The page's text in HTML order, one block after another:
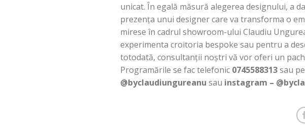
unicat. În egală măsură alegerea designului, a
prezența unui designer care va transforma o
mirese în cadrul showroom-ului Claudiu
experimenta croitoria bespoke sau pentru a
totodată, consultanții noștri vă vor oferi un
Programările se fac telefonic 0745588313sau
@byclaudiungureanu sau instagram –